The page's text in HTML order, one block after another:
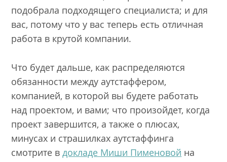
подобрала подходящего специалиста; и для
вас, потому что у вас теперь есть отличная
работа в крутой компании.
Что будет дальше, как распределяются
обязанности между аутстаффером,
компанией, в которой вы будете работать
над проектом, и вами; что произойдет, когда
проект завершится, а также о плюсах,
минусах и страшилках аутстаффинга
смотрите вдокладе Миши Пименовой на